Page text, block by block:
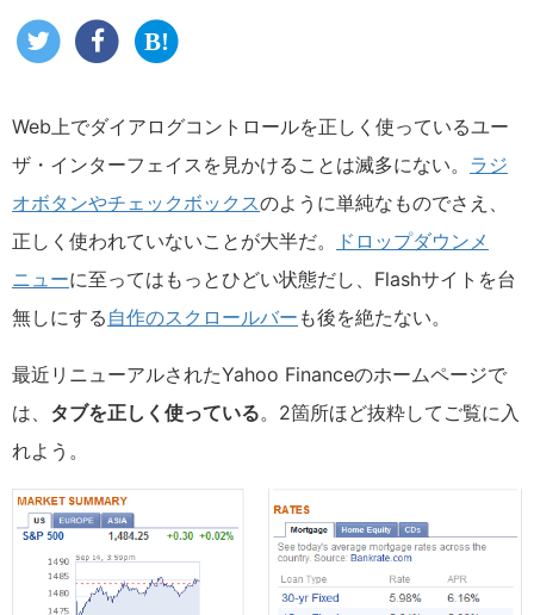
Web上でダイアログコントロールを正しく使っているユー
ザ・インターフェイスを見かけることは滅多にない。 ラジ
オボタンやチェックボックスのように単純なものでさえ、
正しく使われていないことが大半だ。
ドロップダウンメ
ニューに至ってはもっとひどい状態だし、Flashサイトを台
無しにする 自作のスクロールバー も後を絶たない。
最近リニューアルされたYahoo Financeのホームページで
は、 タブを正しく使っている。2箇所ほど抜粋してご覧に入
れよう。